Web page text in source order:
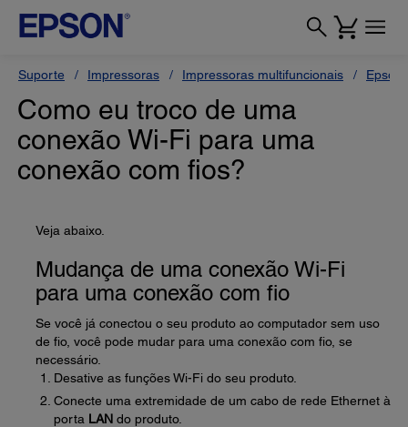
Suporte Impressoras Impressoras multifuncionais Epson
Como eu troco de uma
conexão Wi-Fi para uma
conexão com fios?
Veja abaixo.
Mudança de uma conexão Wi-Fi
para uma conexão com fio
Se você já conectou o seu produto ao computador sem uso
de fio, você pode mudar para uma conexão com fio, se
necessário.
Desative as funções Wi-Fi do seu produto.
Conecte uma extremidade de um cabo de rede Ethernet à
porta LAN do produto.